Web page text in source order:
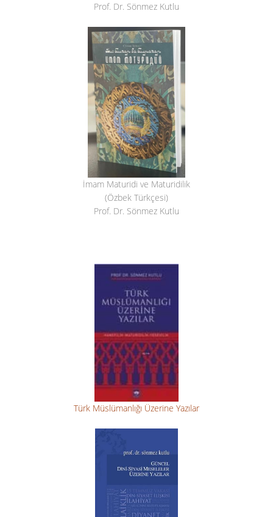
Prof. Dr. Sönmez Kutlu
İmam Maturidi ve Maturidilik
(Özbek Türkçesi)
Prof. Dr. Sönmez Kutlu
Türk Müslümanlığı Üzerine Yazılar